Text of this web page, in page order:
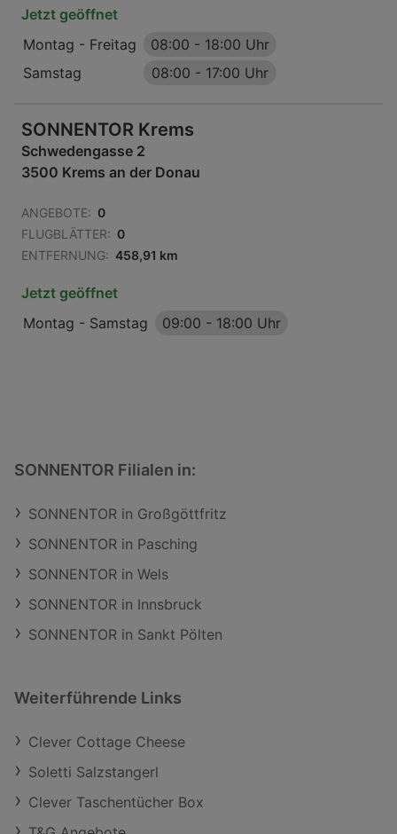
Jetzt geöffnet
Montag - Freitag
08:00 - 18:00 Uhr
Samstag
08:00 - 17:00 Uhr
SONNENTOR Krems
Schwedengasse 2
3500 Krems an der Donau
ANGEBOTE: 0
FLUGBLÄTTER: 0
ENTFERNUNG: 458,91 km
Jetzt geöffnet
Montag - Samstag
09:00 - 18:00 Uhr
SONNENTOR Filialen in:
SONNENTOR in Großgöttfritz
SONNENTOR in Pasching
SONNENTOR in Wels
SONNENTOR in Innsbruck
SONNENTOR in Sankt Pölten
Weiterführende Links
Clever Cottage Cheese
Soletti Salzstangerl
Clever Taschentücher Box